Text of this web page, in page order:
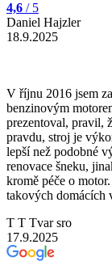
4,6 / 5
Daniel Hajzler
18.9.2025
V říjnu 2016 jsem
benzinovým
prezentoval, pravil,
pravdu, stroj je
lepší než podobné
renovace šneku,
kromě péče o
takových domácích
T T Tvar sro
17.9.2025